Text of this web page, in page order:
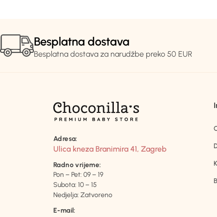
Besplatna dostava
Besplatna dostava za narudžbe preko 50 EUR
Adresa:
Ulica kneza Branimira 41, Zagreb
Radno vrijeme:
Pon – Pet: 09 – 19
Subota: 10 – 15
Nedjelja: Zatvoreno
E-mail: